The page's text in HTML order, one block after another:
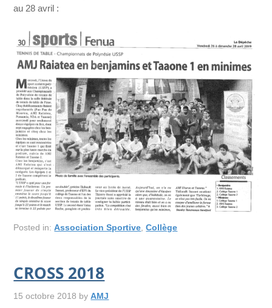
au 28 avril :
Posted in:Association Sportive ,Collège
CROSS 2018
15 octobre 2018 byAMJ